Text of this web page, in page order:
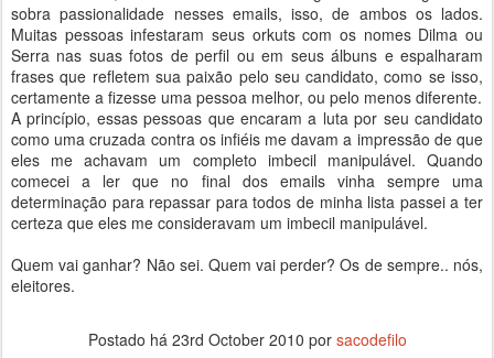
sobra passionalidade nesses emails, isso, de ambos os lados.
Muitas pessoas infestaram seus orkuts com os nomes Dilma ou
Serra nas suas fotos de perfil ou em seus álbuns e espalharam
frases que refletem sua paixão pelo seu candidato, como se isso,
certamente a fizesse uma pessoa melhor, ou pelo menos diferente.
A princípio, essas pessoas que encaram a luta por seu candidato
como uma cruzada contra os infiéis me davam a impressão de que
eles me achavam um completo imbecil manipulável. Quando
comecei a ler que no final dos emails vinha sempre uma
determinação para repassar para todos de minha lista passei a ter
certeza que eles me consideravam um imbecil manipulável.
Quem vai ganhar? Não sei. Quem vai perder? Os de sempre.. nós,
eleitores.
Postado há 23rd October 2010 por sacodefilo